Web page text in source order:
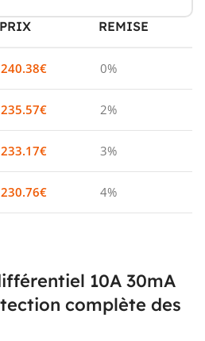
PRIX REMISE
240.38€ 0%
235.57€ 2%
233.17€ 3%
230.76€ 4%
10A 30mA
complète des